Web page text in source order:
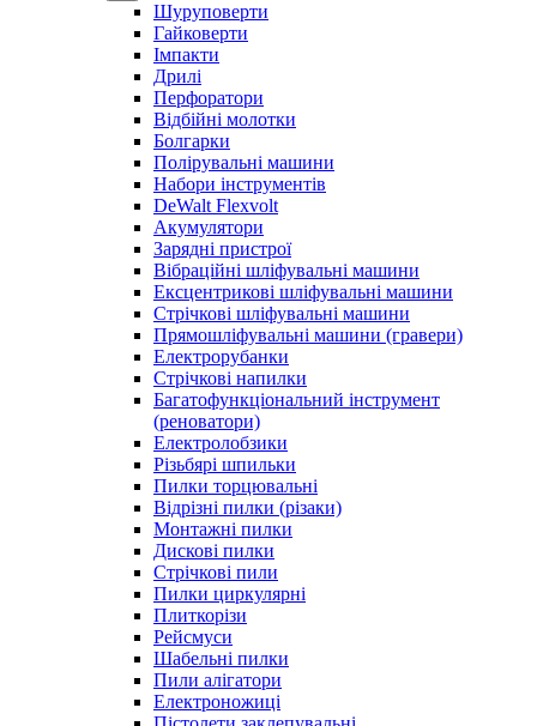
Шуруповерти
Гайковерти
Імпакти
Дрилі
Перфоратори
Відбійні молотки
Болгарки
Полірувальні машини
Набори інструментів
DeWalt Flexvolt
Акумулятори
Зарядні пристрої
Вібраційні шліфувальні машини
Ексцентрикові шліфувальні машини
Стрічкові шліфувальні машини
Прямошліфувальні машини (гравери)
Електрорубанки
Стрічкові напилки
Багатофункціональний інструмент
(реноватори)
Електролобзики
Різьбярі шпильки
Пилки торцювальні
Відрізні пилки (різаки)
Монтажні пилки
Дискові пилки
Стрічкові пили
Пилки циркулярні
Плиткорізи
Рейсмуси
Шабельні пилки
Пили алігатори
Електроножиці